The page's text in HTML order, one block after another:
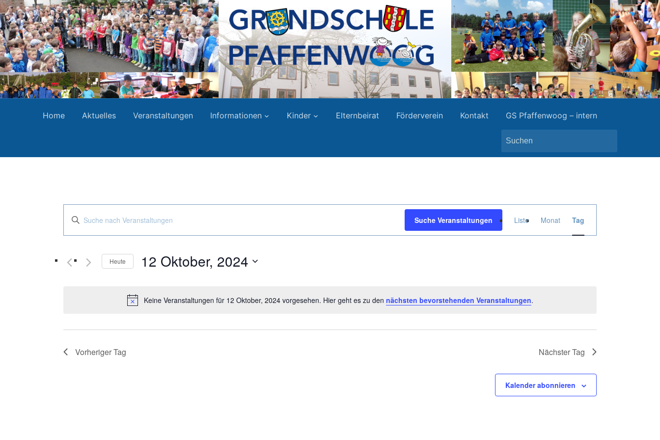
Home Aktuelles Veranstaltungen Informationen Kinder Elternbeirat Förderverein Kontakt GS Pfaffenwoog – intern
Search
for:
Hinweis
Keine Veranstaltungen für 12 Oktober, 2024 vorgesehen. Hier geht es zu den nächsten bevorstehenden Veranstaltungen.
Suche
Ansichten,
Navigation
Bitte
nach
Suche Veranstaltungen
Ansichten-
Navigation
Liste Monat Tag
Heute 12 Oktober, 2024
Vorheriger Tag Nächster Tag
Kalender abonnieren